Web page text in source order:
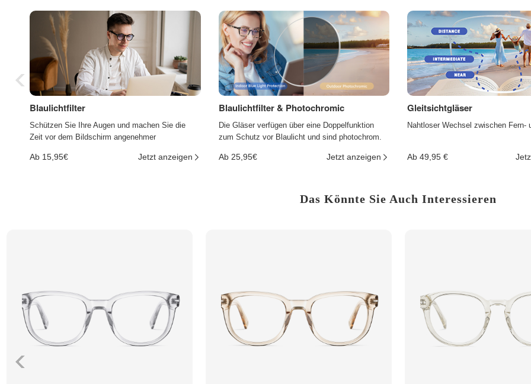
Blaulichtfilter
Schützen Sie Ihre Augen und machen Sie die
Zeit vor dem Bildschirm angenehmer
Ab 15,95€ Jetzt anzeigen
Blaulichtfilter & Photochromic
Die Gläser verfügen über eine Doppelfunktion
zum Schutz vor Blaulicht und sind photochrom.
Ab 25,95€ Jetzt anzeigen
Gleitsichtgläser
Nahtloser Wechsel zwischen Fern-
Ab 49,95 €
Das Könnte Sie Auch Interessieren